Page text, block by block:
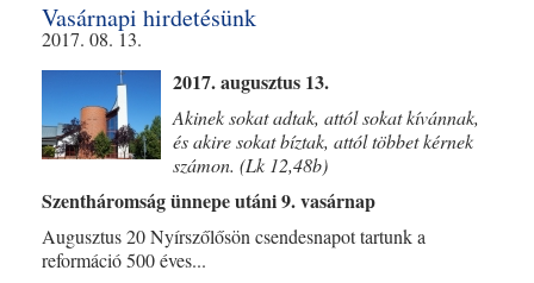
Vasárnapi hirdetésünk
2017. 08. 13.
2017. augusztus 13.
Akinek sokat adtak, attól sokat kívánnak,
és akire sokat bíztak, attól többet kérnek
számon. (Lk 12,48b)
Szentháromság ünnepe utáni 9. vasárnap
Augusztus 20 Nyírszőlősön csendesnapot tartunk a
reformáció 500 éves...